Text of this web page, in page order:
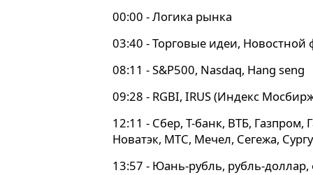
00:00 - Логика рынка
03:40 - Торговые идеи, Новостной
08:11 - S&P500, Nasdaq, Hang seng
09:28 - RGBI, IRUS (Индекс
12:11 - Сбер, Т-банк, ВТБ,
Новатэк, МТС, Мечел, Сегежа,
13:57 - Юань-рубль, рубль-